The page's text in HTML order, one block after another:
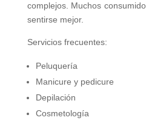
complejos. Muchos
sentirse mejor.
Servicios frecuentes:
Peluquería
Manicure y pedicure
Depilación
Cosmetología